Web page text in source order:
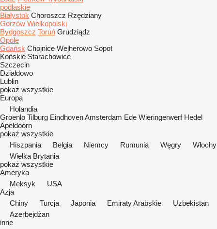
podlaskie
Białystok Choroszcz Rzędziany
Gorzów Wielkopolski
Bydgoszcz Toruń Grudziądz
Opole
Gdańsk Chojnice Wejherowo Sopot
Końskie Starachowice
Szczecin
Działdowo
Lublin
pokaż wszystkie
Europa
Holandia
Groenlo Tilburg EindhovenAmsterdam Ede Wieringerwerf Hedel
Apeldoorn
pokaż wszystkie
Hiszpania
Belgia Niemcy Rumunia Węgry
Włochy
Wielka Brytania
pokaż wszystkie
Ameryka
Meksyk
USA
Azja
Chiny
Turcja Japonia Emiraty Arabskie
Uzbekistan
Azerbejdżan
inne